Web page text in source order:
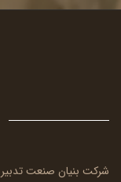
شرکت بنیان صنعت تدبیر